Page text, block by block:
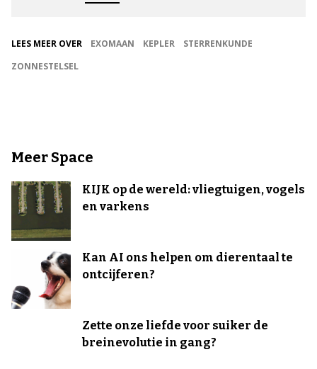
LEES MEER OVER EXOMAAN KEPLER
STERRENKUNDE
ZONNESTELSEL
Meer Space
KIJK op de wereld: vliegtuigen, vogels
en varkens
Kan AI ons helpen om dierentaal te
ontcijferen?
Zette onze liefde voor suiker de
breinevolutie in gang?